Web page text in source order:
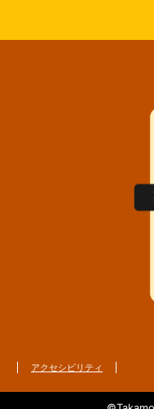
アクセシビリティ